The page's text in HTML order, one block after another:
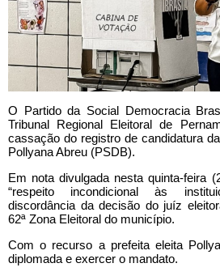
O Partido da Social Democracia
Tribunal Regional Eleitoral de
cassação do registro de candidatura
Pollyana Abreu (PSDB).
Em nota divulgada nesta quinta-feira
“respeito incondicional às
discordância da decisão do juíz
62ª Zona Eleitoral do município.
Com o recurso a prefeita eleita
diplomada e exercer o mandato.